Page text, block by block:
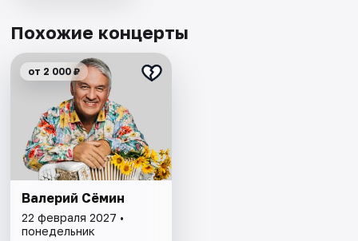
Похожие концерты
от 2 000 ₽
Валерий Сёмин
22 февраля 2027 •
понедельник